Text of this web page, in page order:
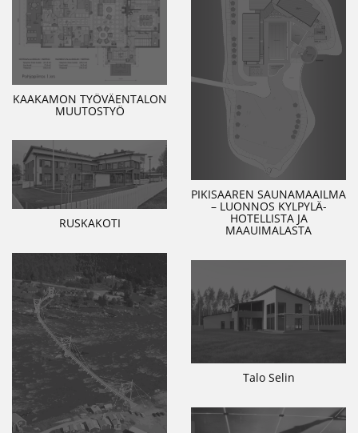
PIKISAAREN SAUNAMAAILMA
– LUONNOS KYLPYLÄ-
HOTELLISTA JA
MAAUIMALASTA
KAAKAMON TYÖVÄENTALON
MUUTOSTYÖ
RUSKAKOTI
Talo Selin